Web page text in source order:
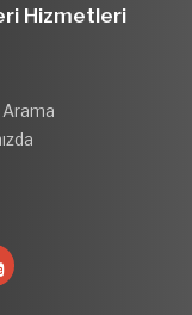
Hizmetleri
Arama